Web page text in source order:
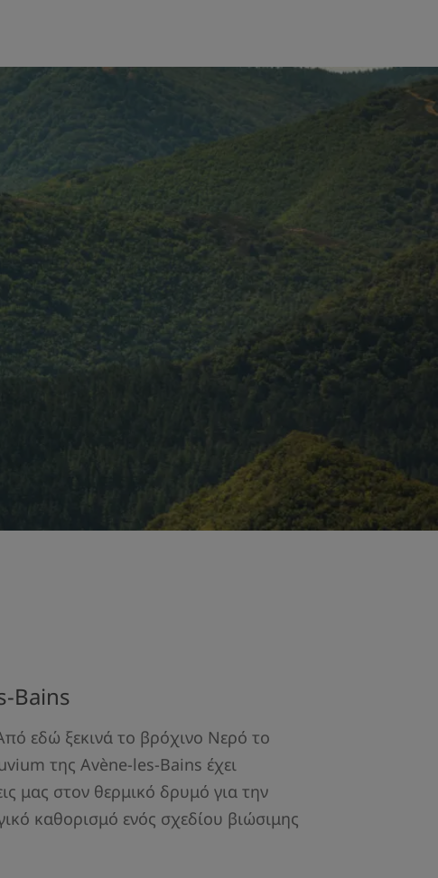
Bains
εδώ ξεκινά το βρόχινο Νερό το
της Avène-les-Bains έχει
μας στον θερμικό δρυμό για την
καθορισμό ενός σχεδίου βιώσιμης